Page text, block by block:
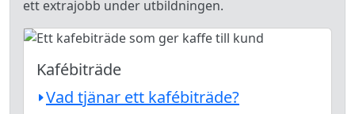
ett extrajobb under utbildningen.
Kafébiträde
Vad tjänar ett kafébiträde?